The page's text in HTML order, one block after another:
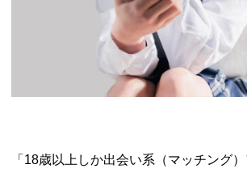
「18歳以上しか出会い系（マッチング